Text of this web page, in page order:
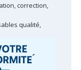
correction,
qualité,